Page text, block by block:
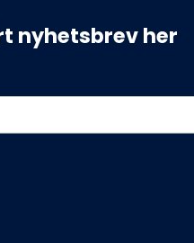
nyhetsbrev her